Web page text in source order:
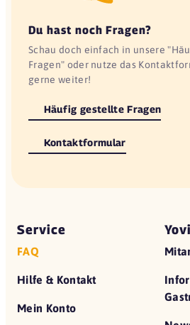
Du hast noch Fragen?
Schau doch einfach in unsere
Fragen" oder nutze das
gerne weiter!
Häufig gestellte Fragen
Kontaktformular
Service
FAQ
Hilfe & Kontakt
Mein Konto